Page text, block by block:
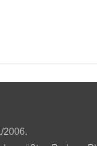
2006.